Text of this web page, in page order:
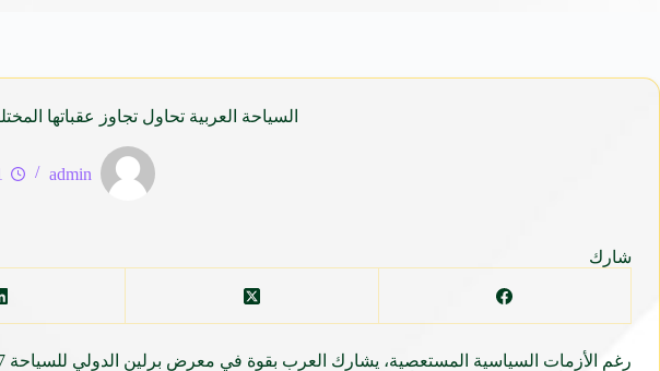
السياحة العربية تحاول تجاوز عقباتها
admin
شارك